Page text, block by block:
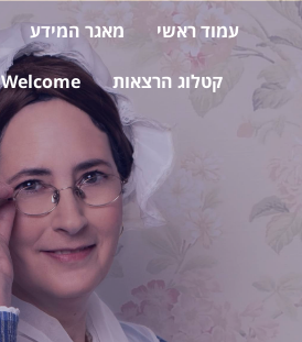
עמוד ראשי מאגר המידע
קטלוג הרצאות Welcome